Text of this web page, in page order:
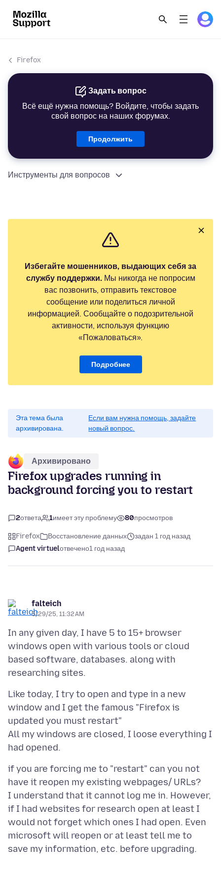
Firefox
Задать вопрос
Всё ещё нужна помощь? Войдите, чтобы задать
свой вопрос на наших форумах.
Продолжить
Инструменты для вопросов
Избегайте мошенников, выдающих себя за
службу поддержки.Мы никогда не попросим
вас позвонить, отправить текстовое
сообщение или поделиться личной
информацией. Сообщайте о подозрительной
активности, используя функцию
«Пожаловаться».
Подробнее
Эта тема была
архивирована.
Если вам нужна помощь, задайте
новый вопрос.
Архивировано
Firefox upgrades running in
background forcing you to restart
2ответа 1имеет эту проблему 80просмотров
Firefox Восстановление данных
задан 1 год назад
Agent virtuelотвечено1 год назад
falteich
5/29/25, 11:32 AM
In any given day, I have 5 to 15+ browser
windows open with various tools or cloud
based software, databases. along with
Like today, I try to open and type in a new
window and I get the famous "Firefox is
updated you must restart"
All my windows are closed, I loose everything I
if you are forcing me to "restart" can you not
have it reopen my existing webpages/ URLs?
I understand that it cannot log me in. However,
if I had websites for research open at least I
would not forget which ones I had open. Even
microsoft will reopen or at least tell me to